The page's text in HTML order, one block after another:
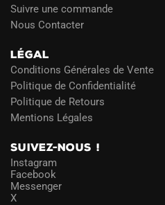
Suivre une commande
Nous Contacter
LÉGAL
Conditions Générales de Vente
Politique de Confidentialité
Politique de Retours
Mentions Légales
SUIVEZ-NOUS !
Instagram
Facebook
Messenger
X